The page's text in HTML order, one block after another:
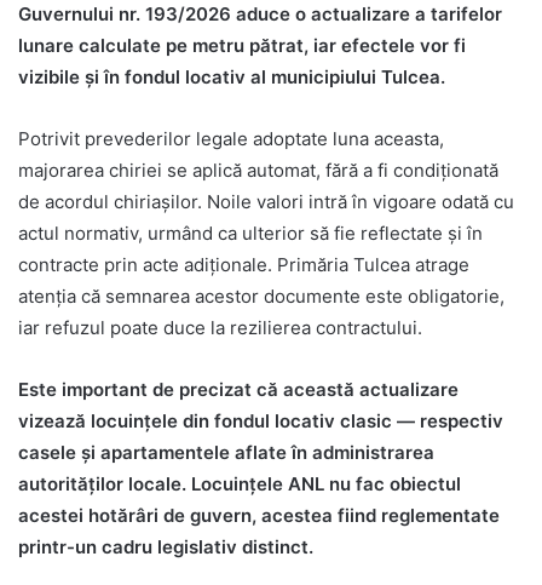
Guvernului nr. 193/2026 aduce o actualizare a tarifelor
lunare calculate pe metru pătrat, iar efectele vor fi
vizibile și în fondul locativ al municipiului Tulcea.
Potrivit prevederilor legale adoptate luna aceasta,
majorarea chiriei se aplică automat, fără a fi condiționată
de acordul chiriașilor. Noile valori intră în vigoare odată cu
actul normativ, urmând ca ulterior să fie reflectate și în
contracte prin acte adiționale. Primăria Tulcea atrage
atenția că semnarea acestor documente este obligatorie,
iar refuzul poate duce la rezilierea contractului.
Este important de precizat că această actualizare
vizează locuințele din fondul locativ clasic — respectiv
casele și apartamentele aflate în administrarea
autorităților locale. Locuințele ANL nu fac obiectul
acestei hotărâri de guvern, acestea fiind reglementate
printr-un cadru legislativ distinct.